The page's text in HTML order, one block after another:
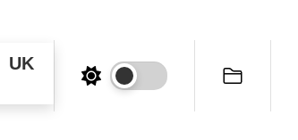
UK